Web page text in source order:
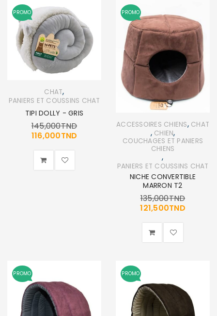
PROMO
CHAT,
PANIERS ET COUSSINS CHAT
TIPI DOLLY - GRIS
145,000TND
116,000TND
PROMO
ACCESSOIRES CHIENS, CHAT
, CHIEN,
COUCHAGES ET PANIERS
CHIENS
,
PANIERS ET COUSSINS CHAT
NICHE CONVERTIBLE
MARRON T2
135,000TND
121,500TND
PROMO PROMO